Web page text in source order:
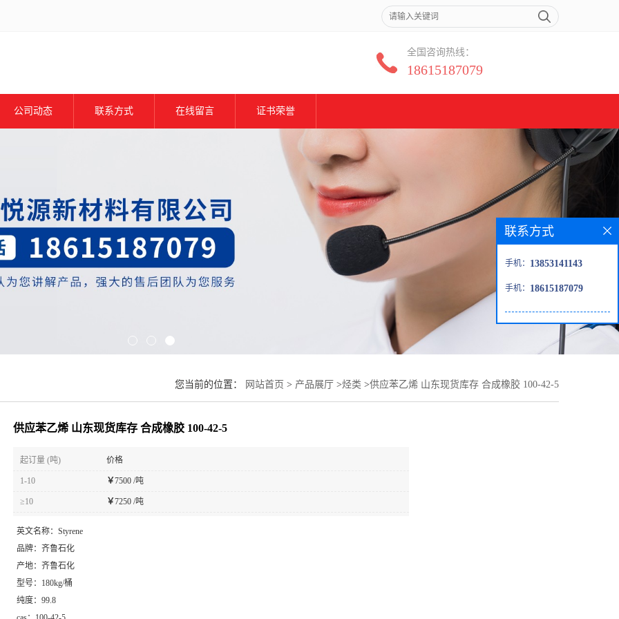
全国咨询热线：
18615187079
公司动态 联系方式 在线留言 证书荣誉
您当前的位置： 网站首页 > 产品展厅 >烃类 >供应苯乙烯 山东现货库存 合成橡胶 100-42-5
供应苯乙烯 山东现货库存 合成橡胶 100-42-5
起订量 (吨) 价格
1-10 ￥7500 /吨
≥10 ￥7250 /吨
英文名称： Styrene
品牌： 齐鲁石化
产地： 齐鲁石化
型号： 180kg/桶
纯度： 99.8
联系方式
手机： 13853141143
手机： 18615187079